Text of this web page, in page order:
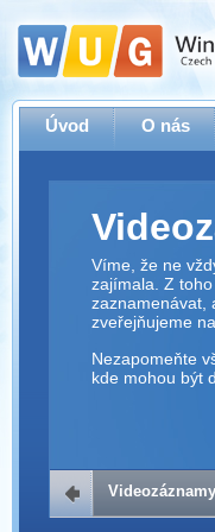
Úvod O nás
Víme, že ne
zajímala. Z
zaznamenávat,
zveřejňujeme
Nezapomeňte
kde mohou být